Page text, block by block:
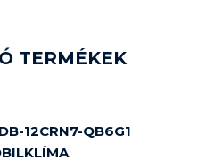
TERMÉKEK
12CRN7-QB6G1